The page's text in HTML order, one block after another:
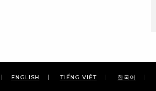
ENGLISH TIẾNG VIỆT 한국어